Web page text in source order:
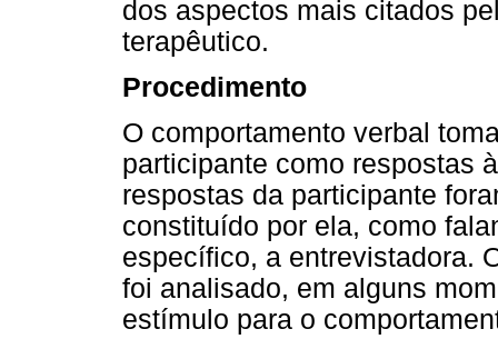
dos aspectos mais citados
terapêutico.
Procedimento
O comportamento verbal
participante como respostas
respostas da participante
constituído por ela, como
específico, a entrevistadora.
foi analisado, em alguns
estímulo para o